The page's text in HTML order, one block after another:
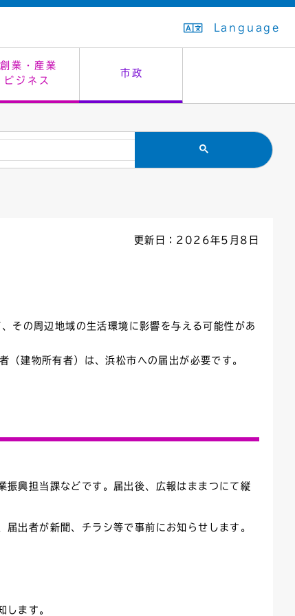
Language
創業・産業
ビジネス
市政
生活排水
市民安全
ごみカレンダー
教育委員会
入学式・卒業式
救急・夜間診療
感染症
施設予約（まつぼっくり）
はたちの集い
指定管理者制度
公共事業の技術監理
議会
オープンデータ
広報はままつ
更新日：2026年5月8日
その周辺地域の生活環境に影響を与える可能性があ
建物所有者）は、浜松市への届出が必要です。
興担当課などです。届出後、広報はままつにて縦
出者が新聞、チラシ等で事前にお知らせします。
します。